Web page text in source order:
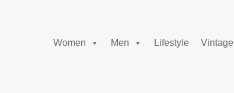
Women Men Lifestyle Vintage